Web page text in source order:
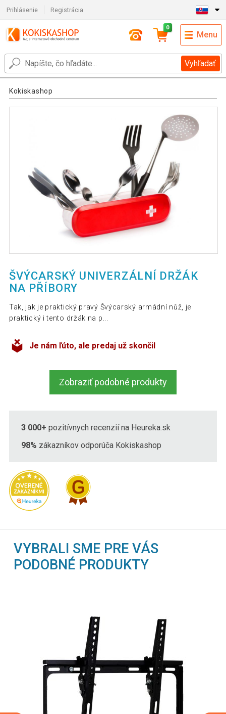
Prihlásenie Registrácia
Vyhľadať
0
Menu
Kokiskashop
ŠVÝCARSKÝ UNIVERZÁLNÍ DRŽÁK
NA PŘÍBORY
Tak, jak je praktický pravý Švýcarský armádní nůž, je
praktický i tento držák na p...
Je nám ľúto, ale predaj už skončil
Zobraziť podobné produkty
3 000+ pozitívnych recenzií na Heureka.sk
98% zákazníkov odporúča Kokiskashop
VYBRALI SME PRE VÁS
PODOBNÉ PRODUKTY